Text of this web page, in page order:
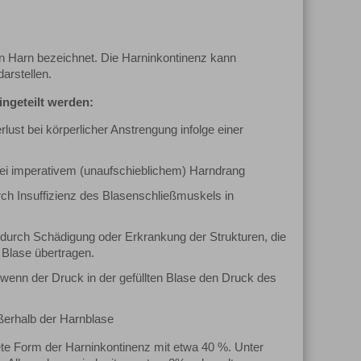
Harn bezeichnet. Die Harninkontinenz kann
werden:
bei körperlicher Anstrengung infolge einer
imperativem (unaufschieblichem) Harndrang
Insuffizienz des Blasenschließmuskels in
Schädigung oder Erkrankung der Strukturen, die
übertragen.
der Druck in der gefüllten Blase den Druck des
der Harnblase
Form der Harninkontinenz mit etwa 40 %. Unter